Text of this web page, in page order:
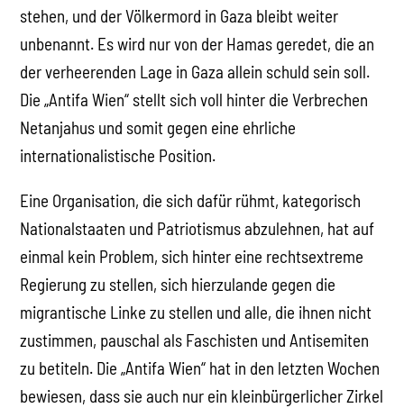
stehen, und der Völkermord in Gaza bleibt weiter
unbenannt. Es wird nur von der Hamas geredet, die an
der verheerenden Lage in Gaza allein schuld sein soll.
Die „Antifa Wien“ stellt sich voll hinter die Verbrechen
Netanjahus und somit gegen eine ehrliche
internationalistische Position.
Eine Organisation, die sich dafür rühmt, kategorisch
Nationalstaaten und Patriotismus abzulehnen, hat auf
einmal kein Problem, sich hinter eine rechtsextreme
Regierung zu stellen, sich hierzulande gegen die
migrantische Linke zu stellen und alle, die ihnen nicht
zustimmen, pauschal als Faschisten und Antisemiten
zu betiteln. Die „Antifa Wien“ hat in den letzten Wochen
bewiesen, dass sie auch nur ein kleinbürgerlicher Zirkel